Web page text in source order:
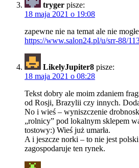
tryger pisze:
18 maja 2021 o 19:08
zapewne nie na temat ale nie
https://www.salon24.pl/u/srr-88/
LikelyJupiter8 pisze:
18 maja 2021 o 08:28
Tekst dobry ale moim zdaniem
od Rosji, Brazylii czy innych.
No i wieś – wyniszczenie
„rolnicy” pod lokalnym sklepem
tostowy:) Wieś już umarła.
A i jeszcze norki – to nie jest
zagospodaruje ten rynek.